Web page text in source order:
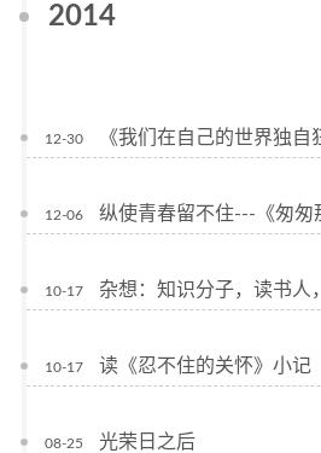
2014
12-30 《我们在自己的世界独
12-06 纵使青春留不住---《匆匆
10-17 杂想：知识分子，读书人
10-17 读《忍不住的关怀》小记
08-25 光荣日之后